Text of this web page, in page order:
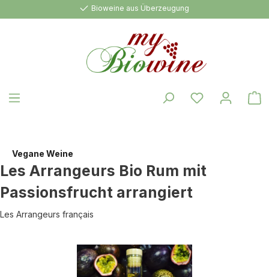
Bioweine aus Überzeugung
Vegane Weine
Les Arrangeurs Bio Rum mit
Passionsfrucht arrangiert
Les Arrangeurs français
Bildergalerie überspringen